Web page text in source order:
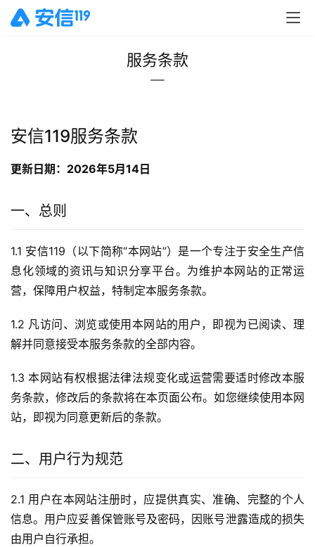
服务条款
安信119服务条款
更新日期：2026年5月14日
一、总则
1.1 安信119（以下简称“本网站”）是一个专注于安全生产信
息化领域的资讯与知识分享平台。为维护本网站的正常运
营，保障用户权益，特制定本服务条款。
1.2 凡访问、浏览或使用本网站的用户，即视为已阅读、理
解并同意接受本服务条款的全部内容。
1.3 本网站有权根据法律法规变化或运营需要适时修改本服
务条款，修改后的条款将在本页面公布。如您继续使用本网
站，即视为同意更新后的条款。
二、用户行为规范
2.1 用户在本网站注册时，应提供真实、准确、完整的个人
信息。用户应妥善保管账号及密码，因账号泄露造成的损失
由用户自行承担。